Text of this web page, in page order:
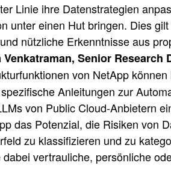
Linie ihre Datenstrategien
unter einen Hut bringen. Dies
nützliche Erkenntnisse aus
Venkatraman, Senior Research
von NetApp
Anleitungen zur
von Public Cloud-Anbietern
das Potenzial, die Risiken von
zu klassifizieren und zu
vertrauliche, persönliche